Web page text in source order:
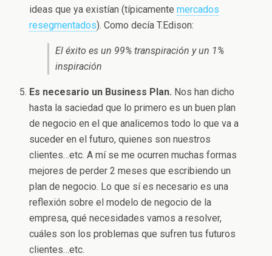
ideas que ya existían (típicamentemercados
resegmentados). Como decía T.Edison:
El éxito es un 99% transpiración y un 1%
inspiración
Es necesario un Business Plan. Nos han dicho
hasta la saciedad que lo primero es un buen plan
de negocio en el que analicemos todo lo que va a
suceder en el futuro, quienes son nuestros
clientes…etc. A mí se me ocurren muchas formas
mejores de perder 2 meses que escribiendo un
plan de negocio. Lo que sí es necesario es una
reflexión sobre el modelo de negocio de la
empresa, qué necesidades vamos a resolver,
cuáles son los problemas que sufren tus futuros
clientes…etc.